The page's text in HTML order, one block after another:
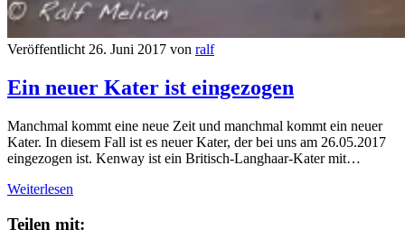
Veröffentlicht 26. Juni 2017 von ralf
Ein neuer Kater ist eingezogen
Manchmal kommt eine neue Zeit und manchmal kommt ein neuer
Kater. In diesem Fall ist es neuer Kater, der bei uns am 26.05.2017
eingezogen ist. Kenway ist ein Britisch-Langhaar-Kater mit…
Weiterlesen
Kater
Teilen mit: